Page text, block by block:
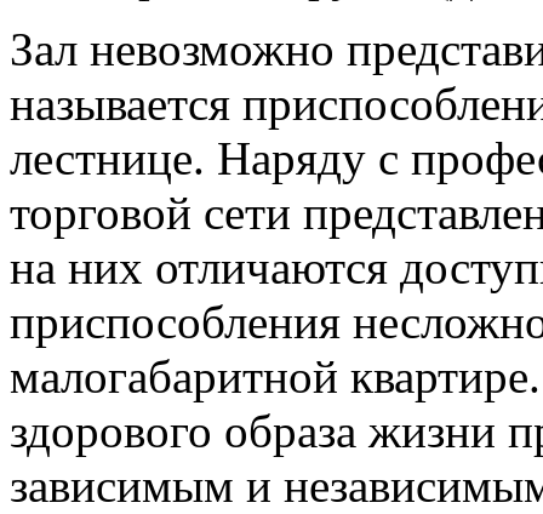
Зал невозможно
называется
лестнице. Наряду с
торговой сети
на них отличаются
приспособления
малогабаритной
здорового образа жизни
зависимым и